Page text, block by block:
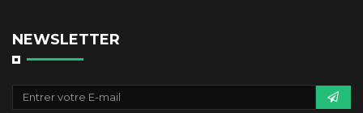
NEWSLETTER